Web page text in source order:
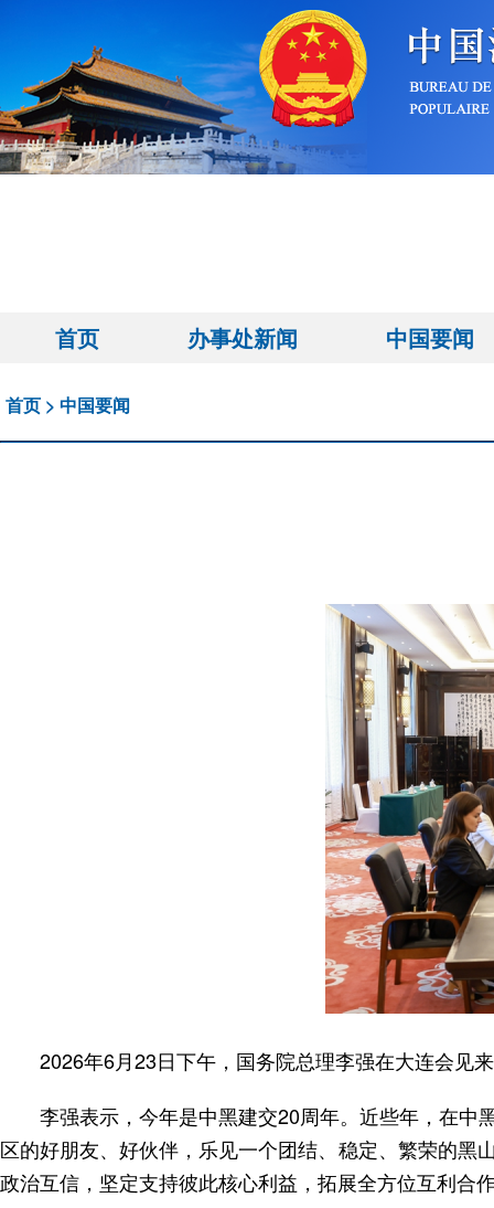
首页 办事处新闻 中国要闻
首页 > 中国要闻
2026年6月23日下午，国务院总理李强在大连会见
李强表示，今年是中黑建交20周年。近些年，在
区的好朋友、好伙伴，乐见一个团结、稳定、繁荣的
政治互信，坚定支持彼此核心利益，拓展全方位互利合